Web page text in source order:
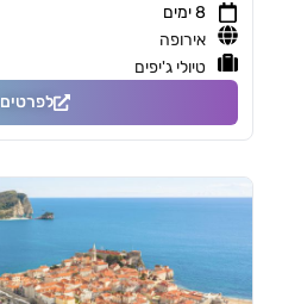
8 ימים
אירופה
טיולי ג'יפים
לפרטים